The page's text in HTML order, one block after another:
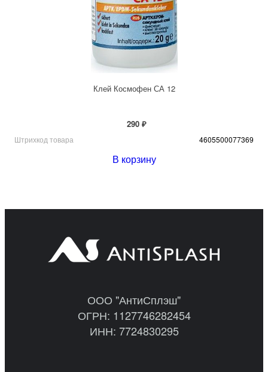
Клей Космофен СА 12
290 ₽
Штрихкод товара 4605500077369
В корзину
ООО "АнтиСплэш"
ОГРН: 1127746282454
ИНН: 7724830295